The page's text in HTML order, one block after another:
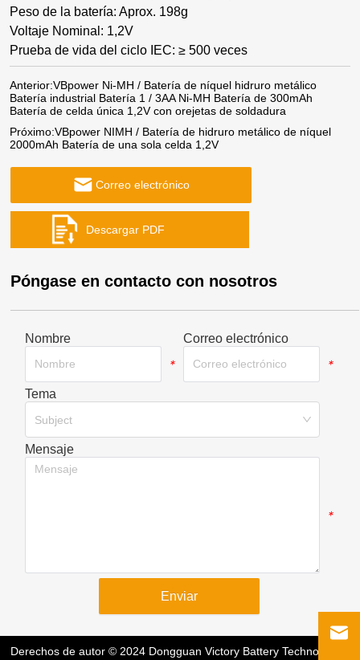
Peso de la batería: Aprox. 198g
Voltaje Nominal: 1,2V
Prueba de vida del ciclo IEC: ≥ 500 veces
Anterior:VBpower Ni-MH / Batería de níquel hidruro metálico
Batería industrial Batería 1 / 3AA Ni-MH Batería de 300mAh
Batería de celda única 1,2V con orejetas de soldadura
Próximo:VBpower NIMH / Batería de hidruro metálico de níquel
2000mAh Batería de una sola celda 1,2V
Correo electrónico
Póngase en contacto con nosotros
Nombre
*
Correo electrónico
*
Tema
Subject
Mensaje
*
Enviar
Derechos de autor © 2024 Dongguan Victory Battery Technology